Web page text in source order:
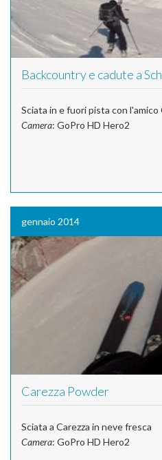
Backcountry e cadute a
Sciata in e fuori pista con l'amico
Camera: GoPro HD Hero2
gennaio 2014
Carezza Powder
Sciata a Carezza in neve fresca
Camera: GoPro HD Hero2